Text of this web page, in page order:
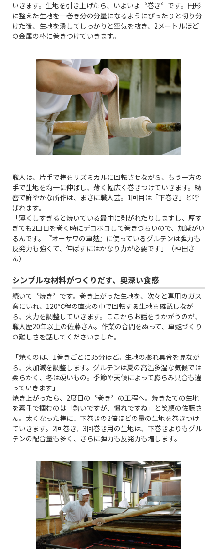
いきます。生地を引き上げたら、いよいよ〝巻き〞です。円形
に整えた生地を一巻き分の分量になるようにぴったりと切り分
けた後、生地を潰してしっかりと空気を抜き、2メートルほど
の金属の棒に巻きつけていきます。
職人は、片手で棒をリズミカルに回転させながら、もう一方の
手で生地を均一に伸ばし、薄く幅広く巻きつけていきます。緻
密で鮮やかな所作は、まさに職人芸。1回目は「下巻き」と呼
ばれます。
「薄くしすぎると焼いている最中に剥がれたりしますし、厚す
ぎても2回目を巻く時にデコボコして巻きづらいので、加減がい
るんです。『オーサワの車麩』に使っているグルテンは弾力も
反発力も強くて、伸ばすにはかなり力が必要です」（神田さ
ん）
シンプルな材料がつくりだす、奥深い食感
続いて〝焼き〞です。巻き上がった生地を、次々と専用のガス
窯にいれ、120℃程の直火の中で回転する生地を確認しなが
ら、火力を調整していきます。ここからお話をうかがうのが、
職人歴20年以上の佐藤さん。作業の合間をぬって、車麩づくり
の難しさを話してくださいました。
「焼くのは、1巻きごとに35分ほど。生地の膨れ具合を見なが
ら、火加減を調整します。グルテンは夏の高温多湿な気候では
柔らかく、冬は硬いもの。季節や天候によって膨らみ具合も違
っていきます」
焼き上がったら、2度目の〝巻き〞の工程へ。焼きたての生地
を素手で掴むのは「熱いですが、慣れですね」と笑顔の佐藤さ
ん。太くなった棒に、下巻きの2倍ほどの量の生地を巻きつけ
ていきます。2回巻き、3回巻き用の生地は、下巻きよりもグル
テンの配合量も多く、さらに弾力も反発力も増します。